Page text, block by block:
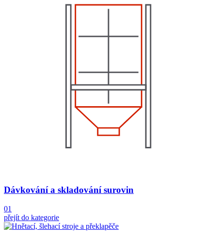
Dávkování a skladování surovin
01
přejít do kategorie